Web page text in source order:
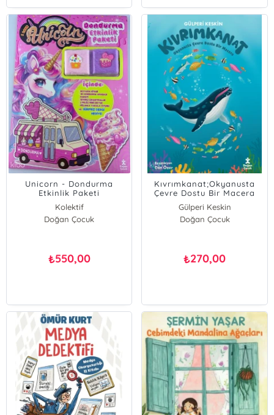
Unicorn - Dondurma
Etkinlik Paketi
Kolektif
Doğan Çocuk
₺550,00
Kıvrımkanat;Okyanusta
Çevre Dostu Bir Macera
Gülperi Keskin
Doğan Çocuk
₺270,00